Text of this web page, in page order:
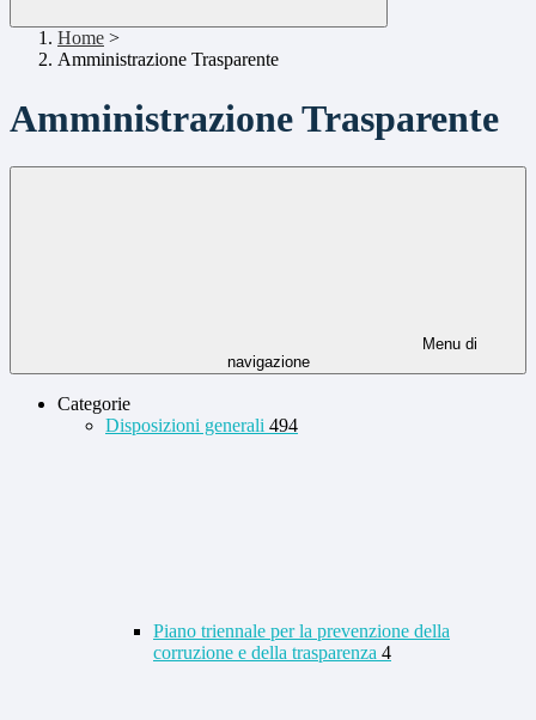
Home >
Amministrazione Trasparente
Amministrazione Trasparente
Menu di
navigazione
Categorie
Disposizioni generali 494
Piano triennale per la prevenzione della
corruzione e della trasparenza 4